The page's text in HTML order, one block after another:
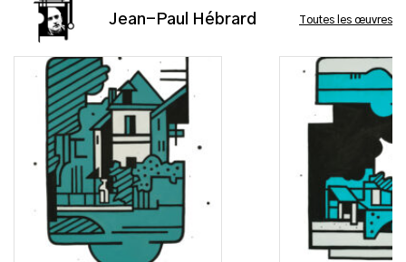
Jean-Paul Hébrard Toutes les œuvres